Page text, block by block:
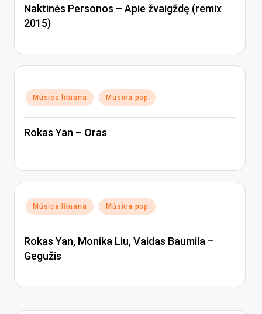
Naktinės Personos – Apie žvaigždę (remix
2015)
Posted
in
Música lituana Música pop
Rokas Yan – Oras
Posted
in
Música lituana Música pop
Rokas Yan, Monika Liu, Vaidas Baumila –
Gegužis